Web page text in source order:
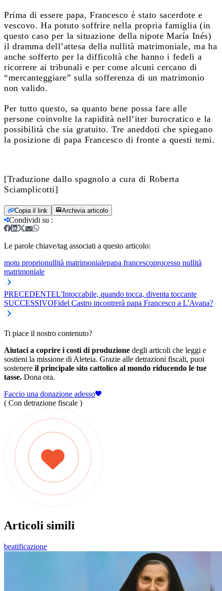
Prima di essere papa, Francesco è stato sacerdote e
vescovo. Ha potuto soffrire nella propria famiglia (in
questo caso per la situazione della nipote María Inés)
il dramma dell’attesa della nullità matrimoniale, ma ha
anche sofferto per la difficoltà che hanno i fedeli a
ricorrere ai tribunali e per come alcuni cercano di
“mercanteggiare” sulla sofferenza di un matrimonio
non valido.
Per tutto questo, sa quanto bene possa fare alle
persone coinvolte la rapidità nell’iter burocratico e la
possibilità che sia gratuito. Tre aneddoti che spiegano
la posizione di papa Francesco di fronte a questi temi.
[Traduzione dallo spagnolo a cura di Roberta
Sciamplicotti]
Copia il link Archivia articolo
Condividi su :
Le parole chiave/tag associati a questo articolo:
motu proprionullità matrimonialepapa francescoprocesso nullità
matrimoniale
PRECEDENTEL'Intoccabile, quando tocca, diventa toccante
SUCCESSIVOFidel Castro incontrerà papa Francesco a L'Avana?
Ti piace il nostro contenuto?
Aiutaci a coprire i costi di produzione degli articoli che leggi e
sostieni la missione di Aleteia. Grazie alle detrazioni fiscali, puoi
sostenere il principale sito cattolico al mondo riducendo le tue
tasse. Dona ora.
Faccio una donazione adesso
( Con detrazione fiscale )
Articoli simili
beatificazione